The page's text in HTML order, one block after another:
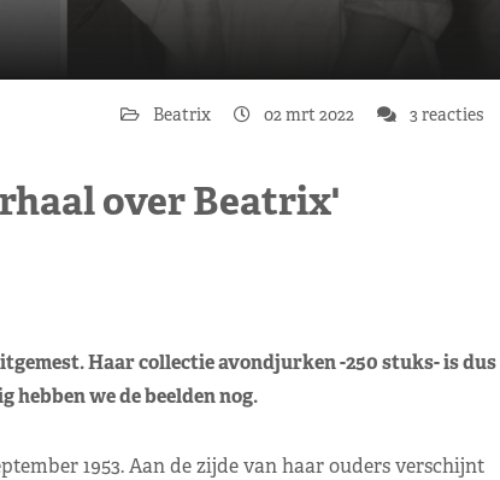
Beatrix 02 mrt 2022 3 reacties
over Beatrix'
Haar collectie avondjurken -250 stuks- is dus
hebben we de beelden nog.
1953. Aan de zijde van haar ouders verschijnt